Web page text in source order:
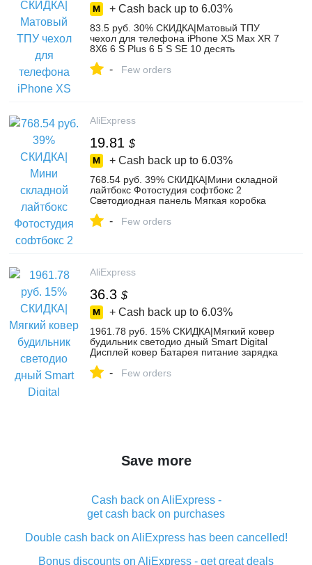
+ Cash back up to 6.03%
83.5 руб. 30% СКИДКА|Матовый ТПУ
чехол для телефона iPhone XS Max XR 7
8X6 6 S Plus 6 5 S SE 10 десять
задних чехлов Удобные сумки Conque-in
- Few orders
AliExpress
19.81 $
+ Cash back up to 6.03%
768.54 руб. 39% СКИДКА|Мини складной
лайтбокс Фотостудия софтбокс 2
Светодиодная панель Мягкая коробка
для DSLR камеры-in Настольная
- Few orders
AliExpress
36.3 $
+ Cash back up to 6.03%
1961.78 руб. 15% СКИДКА|Мягкий ковер
будильник светодио дный Smart Digital
Дисплей ковер Батарея питание зарядка
Будильник для офиса дома-in
- Few orders
Save more
Cash back on AliExpress -
get cash back on purchases
Double cash back on AliExpress has been cancelled!
Bonus discounts on AliExpress - get great deals